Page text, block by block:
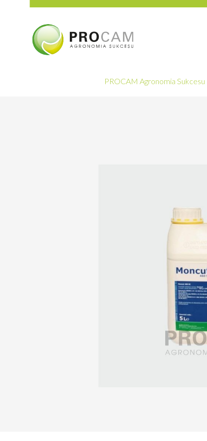
PROCAM Agronomia Sukcesu